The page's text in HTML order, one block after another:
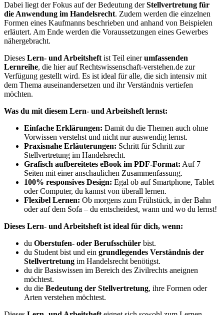
Dabei liegt der Fokus auf der Bedeutung derStellvertretung für
die Anwendung im Handelsrecht. Zudem werden die einzelnen
Formen eines Kaufmanns beschrieben und anhand von Beispielen
erläutert. Am Ende werden die Voraussetzungen eines Gewerbes
nähergebracht.
Dieses Lern- und Arbeitsheft ist Teil einerumfassenden
Lernreihe, die hier auf Rechtswissenschaft-verstehen.de zur
Verfügung gestellt wird. Es ist ideal für alle, die sich intensiv mit
dem Thema auseinandersetzen und ihr Verständnis vertiefen
möchten.
Was du mit diesem Lern- und Arbeitsheft lernst:
Einfache Erklärungen: Damit du die Themen auch ohne
Vorwissen verstehst und nicht nur auswendig lernst.
Praxisnahe Erläuterungen: Schritt für Schritt zur
Stellvertretung im Handelsrecht.
Grafisch aufbereitetes eBook im PDF-Format: Auf 7
Seiten mit einer anschaulichen Zusammenfassung.
100% responsives Design: Egal ob auf Smartphone, Tablet
oder Computer, du kannst von überall lernen.
Flexibel Lernen: Ob morgens zum Frühstück, in der Bahn
oder auf dem Sofa – du entscheidest, wann und wo du lernst!
Dieses Lern- und Arbeitsheft ist ideal für dich, wenn:
du Oberstufen- oder Berufsschüler bist.
du Student bist und ein grundlegendes Verständnis der
Stellvertretung im Handelsrecht benötigst.
du dir Basiswissen im Bereich des Zivilrechts aneignen
möchtest.
du die Bedeutung der Stellvertretung, ihre Formen oder
Arten verstehen möchtest.